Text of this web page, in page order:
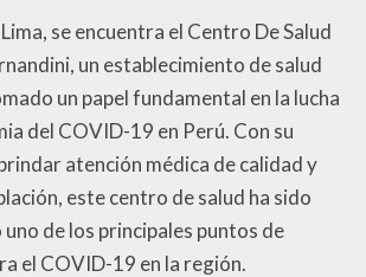
se encuentra el Centro De Salud
un establecimiento de salud
un papel fundamental en la lucha
del COVID-19 en Perú. Con su
atención médica de calidad y
este centro de salud ha sido
de los principales puntos de
el COVID-19 en la región.